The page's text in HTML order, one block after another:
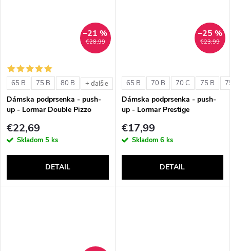
€28,99
–21 %
65 B 75 B 80 B + ďalšie
Dámska podprsenka - push-
up - Lormar Double Pizzo
€22,69
Skladom 5 ks
DETAIL
€23,99
–25 %
65 B 70 B 70 C 75 B
Dámska podprsenka - push-
up - Lormar Prestige
€17,99
Skladom 6 ks
DETAIL